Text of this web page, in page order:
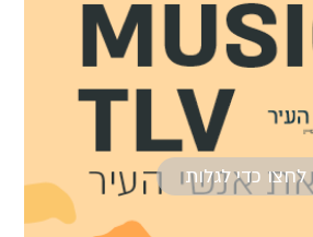
לחצו כדי לגלות